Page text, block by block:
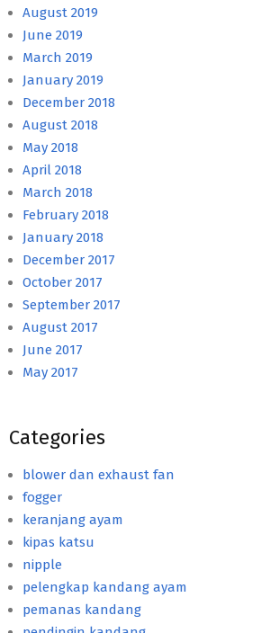
August 2019
June 2019
March 2019
January 2019
December 2018
August 2018
May 2018
April 2018
March 2018
February 2018
January 2018
December 2017
October 2017
September 2017
August 2017
June 2017
May 2017
Categories
blower dan exhaust fan
fogger
keranjang ayam
kipas katsu
nipple
pelengkap kandang ayam
pemanas kandang